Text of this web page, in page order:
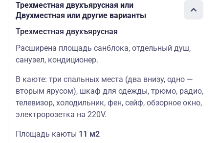
Трехместная двухъярусная или
Двухместная или другие варианты
Трехместная двухъярусная
Расширена площадь санблока, отдельный душ,
санузел, кондиционер.
В каюте: три спальных места (два внизу, одно —
вторым ярусом), шкаф для одежды, трюмо, радио,
телевизор, холодильник, фен, сейф, обзорное окно,
электророзетка на 220V.
Площадь каюты 11 м2